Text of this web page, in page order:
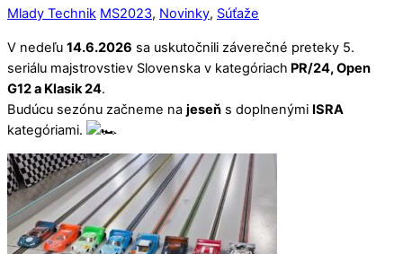
Mlady Technik MS2023, Novinky, Súťaže
V nedeľu 14.6.2026 sa uskutočnili záverečné preteky 5.
seriálu majstrovstiev Slovenska v kategóriach PR/24, Open
G12 a Klasik 24.
Budúcu sezónu začneme na jeseň s doplnenými ISRA
kategóriami.